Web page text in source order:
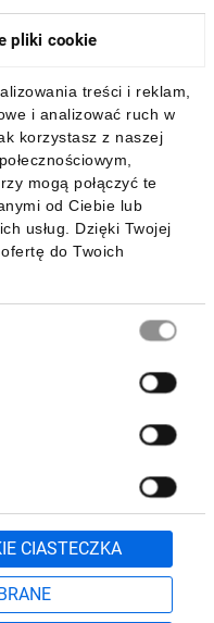
pliki cookie
treści i reklam,
i analizować ruch w
korzystasz z naszej
mogą połączyć te
od Ciebie lub
usług. Dzięki Twojej
do Twoich
CIASTECZKA
mobilną:
71 37 61 600